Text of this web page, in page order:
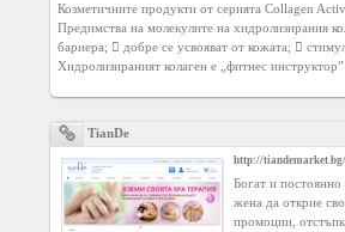
Privacy
Policy
Contact
Козметичните продукти от серията Collagen
Предимства на молекулите на хидролизирания
бариера;  добре се усвояват от кожата; 
Хидролизираният колаген е „фитнес
TianDe
http://
Богат и постоянно
жена да открие
промоции,